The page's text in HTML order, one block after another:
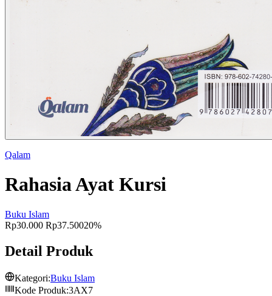
Qalam
Rahasia Ayat Kursi
Buku Islam
Rp30.000 Rp37.50020%
Detail Produk
Kategori:Buku Islam
Kode Produk:3AX7